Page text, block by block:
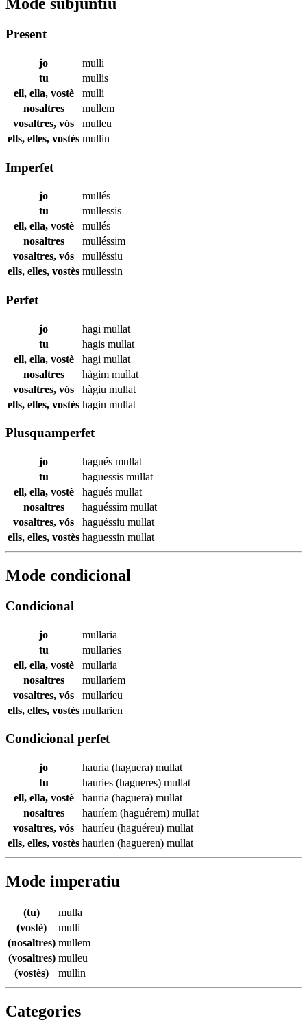
Present
jo
mulli
tu
mullis
ell, ella, vostè
mulli
nosaltres
mullem
vosaltres, vós
mulleu
ells, elles, vostès mullin
Imperfet
jo
mullés
tu
mullessis
ell, ella, vostè
mullés
nosaltres
mulléssim
vosaltres, vós
mulléssiu
ells, elles, vostès mullessin
Perfet
jo hagi mullat
tu
hagis mullat
ell, ella, vostè
hagi mullat
nosaltres
hàgim mullat
vosaltres, vós
hàgiu mullat
ells, elles, vostès hagin mullat
Plusquamperfet
jo hagués mullat
tu
haguessis mullat
ell, ella, vostè
hagués mullat
nosaltres
haguéssim mullat
vosaltres, vós
haguéssiu mullat
ells, elles, vostès haguessin mullat
Mode condicional
Condicional
jo
mullaria
tu
mullaries
ell, ella, vostè
mullaria
nosaltres
mullaríem
vosaltres, vós
mullaríeu
ells, elles, vostès mullarien
Condicional perfet
jo hauria (haguera) mullat
tu
hauries (hagueres) mullat
ell, ella, vostè
hauria (haguera) mullat
nosaltres
hauríem (haguérem) mullat
vosaltres, vós
hauríeu (haguéreu) mullat
ells, elles, vostès haurien (hagueren) mullat
Mode imperatiu
(tu)
mulla
(vostè)
mulli
(nosaltres) mullem
(vosaltres) mulleu
(vostès)
mullin
Categories